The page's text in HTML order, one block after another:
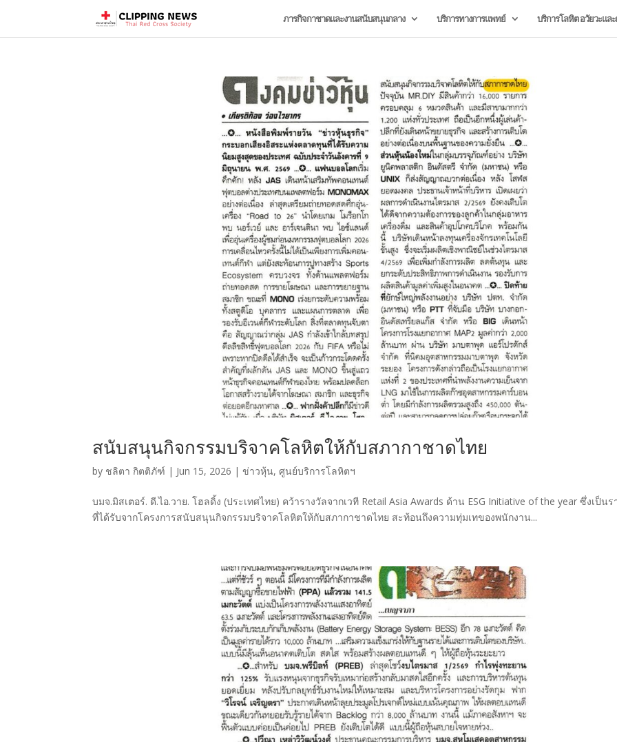
ภารกิจกาชาดและงานสนับสนุนกลาง บริการทางการแพทย์ บริการโลหิต อวัยวะแ
สนับสนุนกิจกรรมบริจาคโลหิตให้กับสภากาชาดไทย
by ชลิตา กิตติภัฑ์ | Jun 15, 2026 |ข่าวหุ้น,ศูนย์บริการโลหิตฯ
บมจ.มิสเตอร์. ดี.ไอ.วาย. โฮลดิ้ง (ประเทศไทย) คว้ารางวัลจากเวที Retail Asia Awards ด้าน ESG Initiative of the year ซึ่งเป็นร
ที่ได้รับจากโครงการสนับสนุนกิจกรรมบริจาคโลหิตให้กับสภากาชาดไทย สะท้อนถึงความทุ่มเทของพนักงาน...